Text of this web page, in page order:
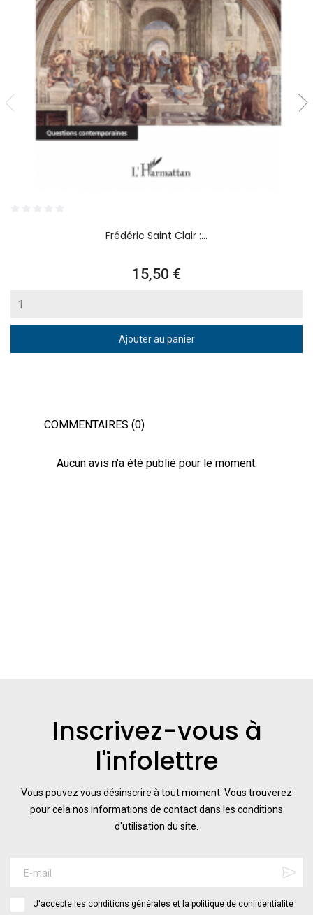
Frédéric Saint Clair :...
Prix
15,50 €
Ajouter au panier
COMMENTAIRES (0)
Aucun avis n'a été publié pour le moment.
Inscrivez-vous à
l'infolettre
Vous pouvez vous désinscrire à tout moment. Vous trouverez
pour cela nos informations de contact dans les conditions
d'utilisation du site.
J'accepte les conditions générales et la politique de confidentialité